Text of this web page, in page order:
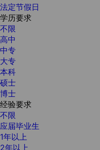
法定节假日
学历要求
不限
高中
中专
大专
本科
硕士
博士
经验要求
不限
应届毕业生
1年以上
2年以上